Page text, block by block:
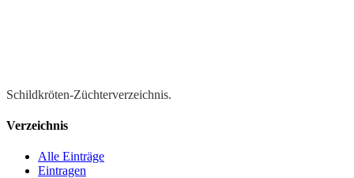
Schildkröten-Züchterverzeichnis.
Verzeichnis
Alle Einträge
Eintragen